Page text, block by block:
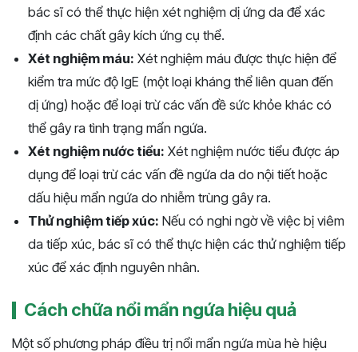
bác sĩ có thể thực hiện xét nghiệm dị ứng da để xác
định các chất gây kích ứng cụ thể.
Xét nghiệm máu: Xét nghiệm máu được thực hiện để
kiểm tra mức độ IgE (một loại kháng thể liên quan đến
dị ứng) hoặc để loại trừ các vấn đề sức khỏe khác có
thể gây ra tình trạng mẩn ngứa.
Xét nghiệm nước tiểu: Xét nghiệm nước tiểu được áp
dụng để loại trừ các vấn đề ngứa da do nội tiết hoặc
dấu hiệu mẩn ngứa do nhiễm trùng gây ra.
Thử nghiệm tiếp xúc: Nếu có nghi ngờ về việc bị viêm
da tiếp xúc, bác sĩ có thể thực hiện các thử nghiệm tiếp
xúc để xác định nguyên nhân.
Cách chữa nổi mẩn ngứa hiệu quả
Một số phương pháp điều trị nổi mẩn ngứa mùa hè hiệu